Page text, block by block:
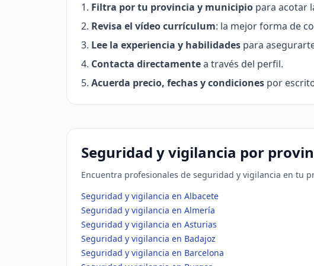
Filtra por tu provincia y municipio para acotar
Revisa el vídeo currículum: la mejor forma de
Lee la experiencia y habilidades para
Contacta directamentea través del perfil.
Acuerda precio, fechas y condiciones por
Seguridad y vigilancia por
Encuentra profesionales de seguridad y vigilancia en tu
Seguridad y vigilancia en Albacete
Seguridad y vigilancia en Almería
Seguridad y vigilancia en Asturias
Seguridad y vigilancia en Badajoz
Seguridad y vigilancia en Barcelona